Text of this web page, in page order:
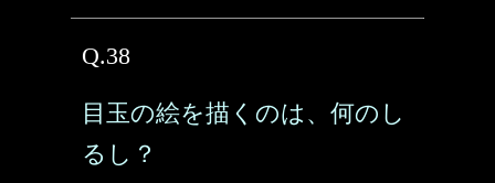
Q.38
目玉の絵を描くのは、何のし
るし？